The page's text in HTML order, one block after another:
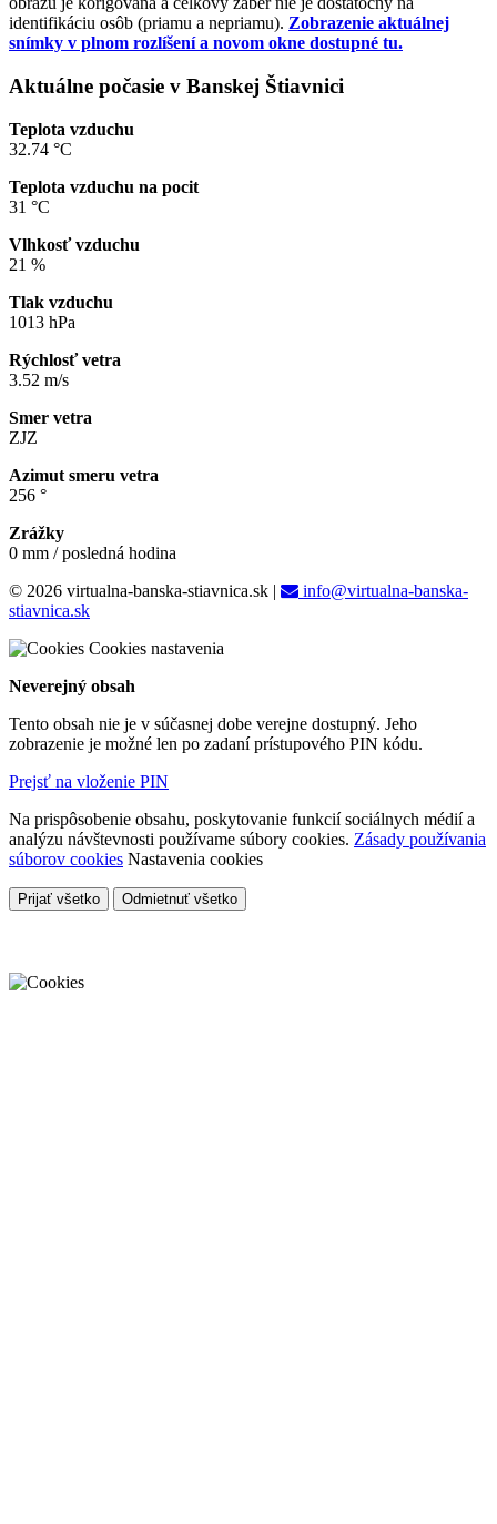
identifikáciu osôb (priamu a nepriamu). Zobrazenie aktuálnej
snímky v plnom rozlíšení a novom okne dostupné tu.
Aktuálne počasie v Banskej Štiavnici
Teplota vzduchu
32.74 °C
Teplota vzduchu na pocit
31 °C
Vlhkosť vzduchu
21 %
Tlak vzduchu
1013 hPa
Rýchlosť vetra
3.52 m/s
Smer vetra
ZJZ
Azimut smeru vetra
256 °
Zrážky
0 mm / posledná hodina
© 2026 virtualna-banska-stiavnica.sk |
info@virtualna-banska-
stiavnica.sk
Cookies nastavenia
Neverejný obsah
Tento obsah nie je v súčasnej dobe verejne dostupný. Jeho
zobrazenie je možné len po zadaní prístupového PIN kódu.
Prejsť na vloženie PIN
Na prispôsobenie obsahu, poskytovanie funkcií sociálnych médií a
analýzu návštevnosti používame súbory cookies. Zásady používania
súborov cookies Nastavenia cookies
Prijať všetko Odmietnuť všetko